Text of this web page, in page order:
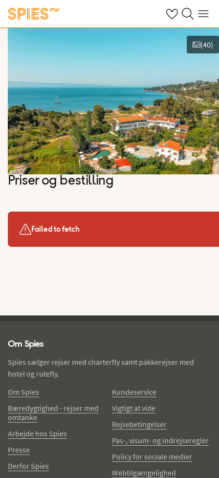
Se dine gemte
Søg påMenu
Vis billeder
(40)
Priser og bestilling
Failed to fetch
Om Spies
Spies sælger rejser med charterfly samt pakkerejser med
hotel og rutefly.
Om Spies
Bæredygtighed - rejser med
omtanke
Arbejde hos Spies
Presse
Derfor Spies
Kundeservice
Vigtigt at vide
Rejsebetingelser
Pas-, visum- og indrejseregler
Policy for sociale medier
Webtilgængelighed